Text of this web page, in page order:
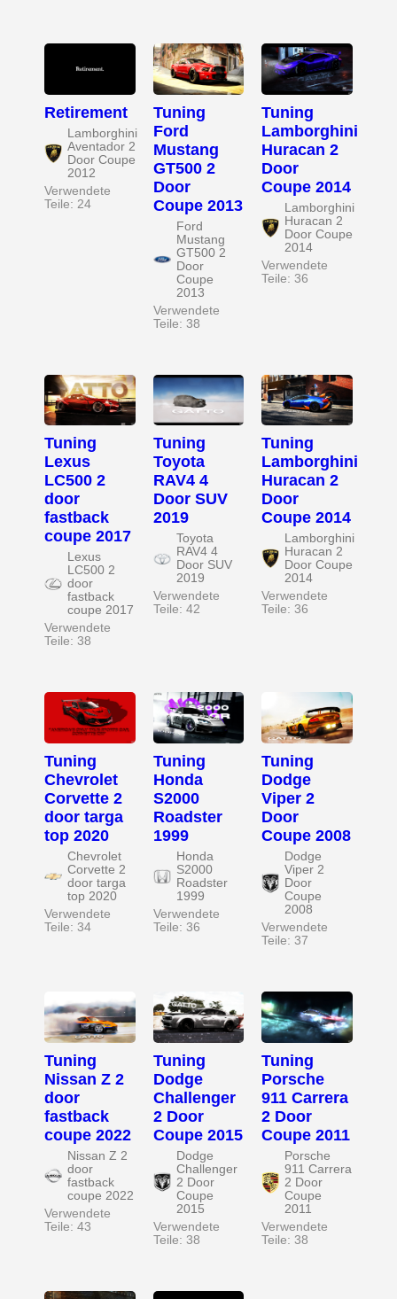
Retirement
Lamborghini
Aventador 2
Door Coupe
2012
Verwendete
Teile: 24
Tuning
Ford
Mustang
GT500 2
Door
Coupe 2013
Ford
Mustang
GT500 2
Door
Coupe
2013
Verwendete
Teile: 38
Tuning
Lamborghini
Huracan 2
Door
Coupe 2014
Lamborghini
Huracan 2
Door Coupe
2014
Verwendete
Teile: 36
Tuning
Lexus
LC500 2
door
fastback
coupe 2017
Lexus
LC500 2
door
fastback
coupe 2017
Verwendete
Teile: 38
Tuning
Toyota
RAV4 4
Door SUV
2019
Toyota
RAV4 4
Door SUV
2019
Verwendete
Teile: 42
Tuning
Lamborghini
Huracan 2
Door
Coupe 2014
Lamborghini
Huracan 2
Door Coupe
2014
Verwendete
Teile: 36
Tuning
Chevrolet
Corvette 2
door targa
top 2020
Chevrolet
Corvette 2
door targa
top 2020
Verwendete
Teile: 34
Tuning
Honda
S2000
Roadster
1999
Honda
S2000
Roadster
1999
Verwendete
Teile: 36
Tuning
Dodge
Viper 2
Door
Coupe 2008
Dodge
Viper 2
Door
Coupe
2008
Verwendete
Teile: 37
Tuning
Nissan Z 2
door
fastback
coupe 2022
Nissan Z 2
door
fastback
coupe 2022
Verwendete
Teile: 43
Tuning
Dodge
Challenger
2 Door
Coupe 2015
Dodge
Challenger
2 Door
Coupe
2015
Verwendete
Teile: 38
Tuning
Porsche
911 Carrera
2 Door
Coupe 2011
Porsche
911 Carrera
2 Door
Coupe
2011
Verwendete
Teile: 38